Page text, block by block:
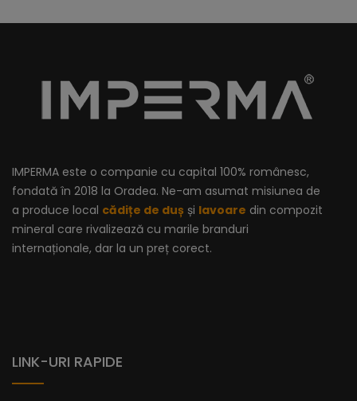
înaltă calitate, este proiectat pentru a rezista testului
IMPERMA este o companie cu capital 100% românesc,
fondată în 2018 la Oradea. Ne-am asumat misiunea de
a produce local cădițe de duș și lavoare din compozit
mineral care rivalizează cu marile branduri
internaționale, dar la un preț corect.
LINK-URI RAPIDE